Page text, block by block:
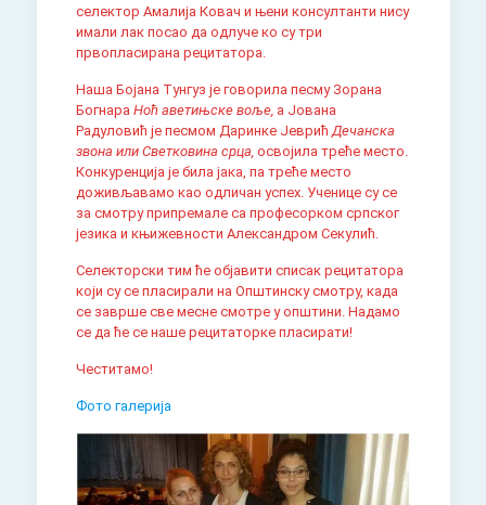
селектор Амалија Ковач и њени консултанти нису
имали лак посао да одлуче ко су три
првопласирана рецитатора.
Наша Бојана Тунгуз је говорила песму Зорана
Богнара Ноћ аветињске воље, а Јована
Радуловић је песмом Даринке ЈеврићДечанска
звона или Светковина срца, освојила треће место.
Конкуренција је била јака, па треће место
доживљавамо као одличан успех. Ученице су се
за смотру припремале са професорком српског
језика и књижевности Александром Секулић.
Селекторски тим ће објавити списак рецитатора
који су се пласирали на Општинску смотру, када
се заврше све месне смотре у општини. Надамо
се да ће се наше рецитаторке пласирати!
Честитамо!
Фото галерија